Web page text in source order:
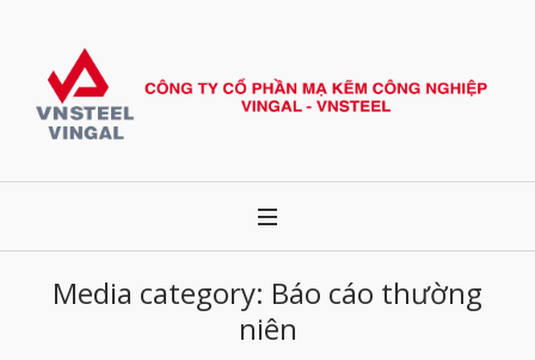
Media category: Báo cáo thường
niên